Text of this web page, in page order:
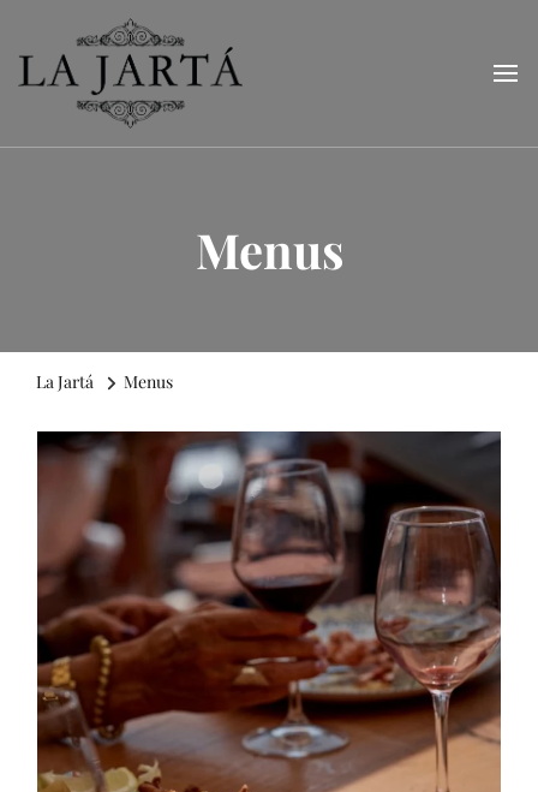
La Jartá
Taberna andaluza en el Puerto Deportivo de Tarragona
Menus
La Jartá Menus